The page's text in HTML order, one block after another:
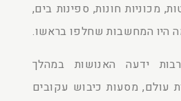
מכוניות חונות, ספינות בים,
היו המחשבות שחלפו בראשו.
ידעה האנושות במהלך
עולם, מסעות כיבוש עקובים